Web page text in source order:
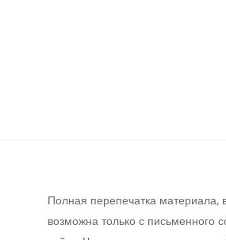
Полная перепечатка материала,
возможна только с письменного